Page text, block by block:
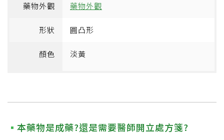
藥物外觀 藥物外觀
形狀 圓凸形
顏色 淡黃
本藥物是成藥?還是需要醫師開立處方箋?